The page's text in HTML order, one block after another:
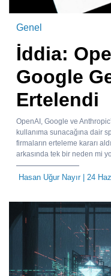
Genel
İddia:
Google
Ertelendi
OpenAI, Google ve
kullanıma sunacağına dair
firmaların erteleme kararı
arkasında tek bir neden mi
Hasan Uğur Nayır| 24